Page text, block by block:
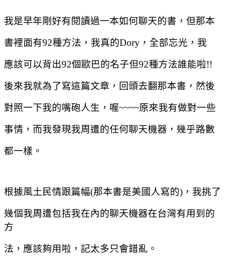
我是早年剛好有閱讀過一本如何聊天的書，但那本
書裡面有92種方法，我真的Dory ，全部忘光，我
應該可以背出92個歐巴的名子但92種方法誰能啦!!
後來我就為了寫這篇文章，回頭去翻那本書，然後
對照一下我的嘴砲人生，喔~~~~原來我有做對一些
事情，而我發現我周遭的任何聊天機器，幾乎路數
都一樣。
根據風土民情跟篇幅(那本書是美國人寫的) ，我挑了
幾個我周遭包括我在內的聊天機器在台灣有用到的
方
法，應該夠用啦，記太多只會錯亂。